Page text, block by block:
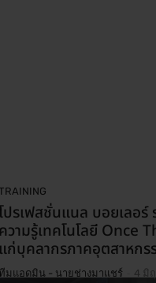
ปรเฟสชั่นแนล บอยเลอ
ความรู้เทคโนโลยี Once
แก่บุคลากรภาคอุตสาหกร
มแอดมิน - นายช่างมาแชร์ - 4 มิ